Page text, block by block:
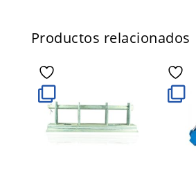
Productos relacionados